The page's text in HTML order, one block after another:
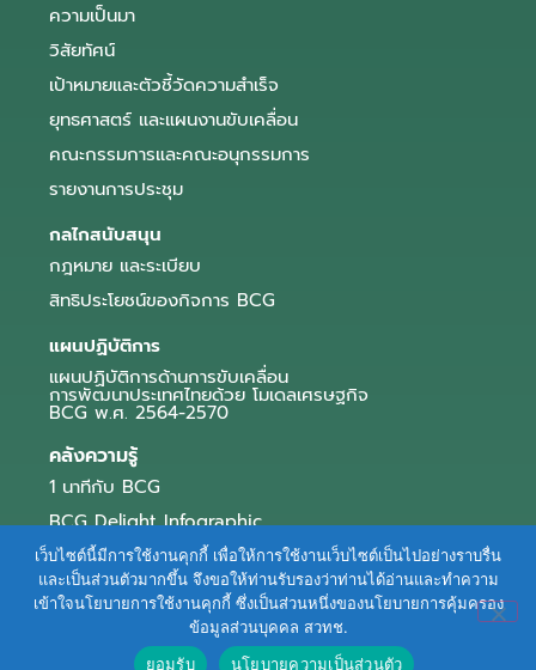
ความเป็นมา
วิสัยทัศน์
เป้าหมายและตัวชี้วัดความสำเร็จ
ยุทธศาสตร์ และแผนงานขับเคลื่อน
คณะกรรมการและคณะอนุกรรมการ
รายงานการประชุม
กลไกสนับสนุน
กฎหมาย และระเบียบ
สิทธิประโยชน์ของกิจการ BCG
แผนปฏิบัติการ
แผนปฏิบัติการด้านการขับเคลื่อน
การพัฒนาประเทศไทยด้วย โมเดลเศรษฐกิจ
BCG พ.ศ. 2564-2570
คลังความรู้
1 นาทีกับ BCG
BCG Delight Infographic
สื่อประชาสัมพันธ์
e-Book Series
ตัวอย่างธุรกิจ BCG
เว็บไซต์นี้มีการใช้งานคุกกี้ เพื่อให้การใช้งานเว็บไซต์เป็นไปอย่างราบรื่น
และเป็นส่วนตัวมากขึ้น จึงขอให้ท่านรับรองว่าท่านได้อ่านและทำความ
เข้าใจนโยบายการใช้งานคุกกี้ ซึ่งเป็นส่วนหนึ่งของนโยบายการคุ้มครอง
ข้อมูลส่วนบุคคล สวทช.
ยอมรับ
นโยบายความเป็นส่วนตัว